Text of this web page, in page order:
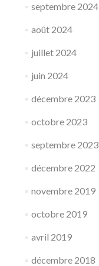
septembre 2024
août 2024
juillet 2024
juin 2024
décembre 2023
octobre 2023
septembre 2023
décembre 2022
novembre 2019
octobre 2019
avril 2019
décembre 2018